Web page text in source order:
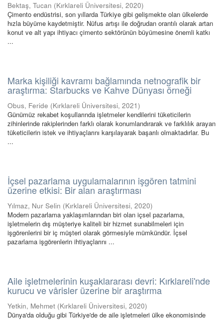
Bektaş, Tucan (Kırklareli Üniversitesi, 2020)
Çimento endüstrisi, son yıllarda Türkiye gibi gelişmekte olan ülkelerde
hızla büyüme kaydetmiştir. Nüfus artışı ile doğrudan orantılı olarak artan
konut ve alt yapı ihtiyacı çimento sektörünün büyümesine önemli katkı
...
Marka kişiliği kavramı bağlamında netnografik bir
araştırma: Starbucks ve Kahve Dünyası örneği
Obus, Feride (Kırklareli Üniversitesi, 2021)
Günümüz rekabet koşullarında işletmeler kendilerini tüketicilerin
zihinlerinde rakiplerinden farklı olarak konumlandırarak ve farklılık arayan
tüketicilerin istek ve ihtiyaçlarını karşılayarak başarılı olmaktadırlar. Bu
...
İçsel pazarlama uygulamalarının işgören tatmini
üzerine etkisi: Bir alan araştırması
Yılmaz, Nur Selin (Kırklareli Üniversitesi, 2020)
Modern pazarlama yaklaşımlarından biri olan içsel pazarlama,
işletmelerin dış müşteriye kaliteli bir hizmet sunabilmeleri için
işgörenlerini bir iç müşteri olarak görmesiyle mümkündür. İçsel
pazarlama işgörenlerin ihtiyaçlarını ...
Aile işletmelerinin kuşaklararası devri: Kırklareli'nde
kurucu ve vârisler üzerine bir araştırma
Yetkin, Mehmet (Kırklareli Üniversitesi, 2020)
Dünya'da olduğu gibi Türkiye'de de aile işletmeleri ülke ekonomisinde